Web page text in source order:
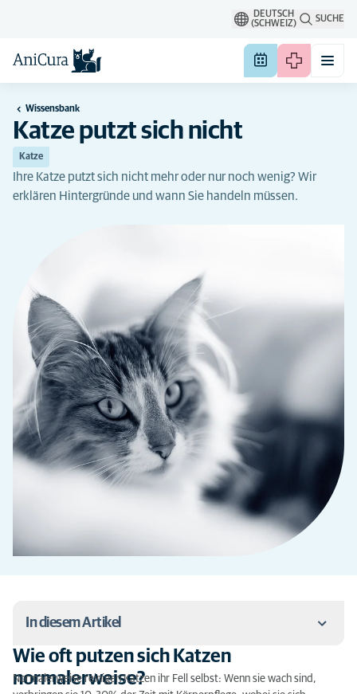
DEUTSCH
(SCHWEIZ)
SUCHE
Wissensbank
Katze putzt sich nicht
Katze
Ihre Katze putzt sich nicht mehr oder nur noch wenig? Wir
erklären Hintergründe und wann Sie handeln müssen.
In diesem Artikel
Wie oft putzen sich Katzen normalerweise?
Wie oft putzen sich Katzen
normalerweise?
Normalerweise reinigen Katzen ihr Fell selbst: Wenn sie wach sind,